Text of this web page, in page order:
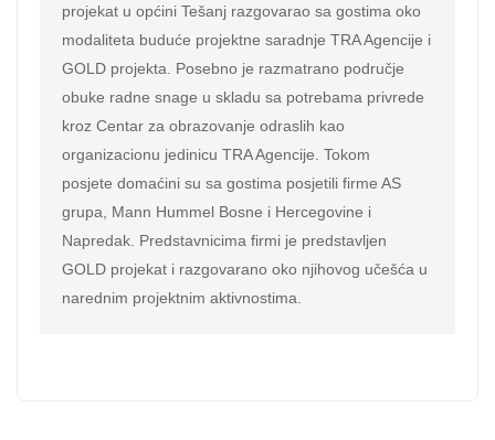
projekat u općini Tešanj razgovarao sa gostima oko
modaliteta buduće projektne saradnje TRA Agencije i
GOLD projekta. Posebno je razmatrano područje
obuke radne snage u skladu sa potrebama privrede
kroz Centar za obrazovanje odraslih kao
organizacionu jedinicu TRA Agencije. Tokom
posjete domaćini su sa gostima posjetili firme AS
grupa, Mann Hummel Bosne i Hercegovine i
Napredak. Predstavnicima firmi je predstavljen
GOLD projekat i razgovarano oko njihovog učešća u
narednim projektnim aktivnostima.